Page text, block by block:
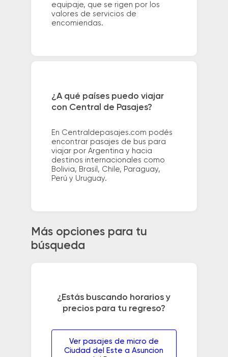
equipaje, que se rigen por los
valores de servicios de
encomiendas.
¿A qué países puedo viajar
con Central de Pasajes?
En Centraldepasajes.com podés
encontrar pasajes de bus para
viajar por Argentina y hacia
destinos internacionales como
Bolivia, Brasil, Chile, Paraguay,
Perú y Uruguay.
Más opciones para tu
búsqueda
¿Estás buscando horarios y
precios para tu regreso?
Ver pasajes de micro de
Ciudad del Este a Asuncion